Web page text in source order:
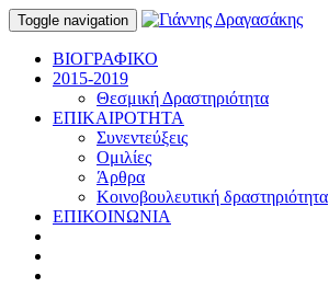
Toggle navigation
ΒΙΟΓΡΑΦΙΚΟ
2015-2019
Θεσμική Δραστηριότητα
ΕΠΙΚΑΙΡΟΤΗΤΑ
Συνεντεύξεις
Ομιλίες
Άρθρα
Κοινοβουλευτική δραστηριότητα
ΕΠΙΚΟΙΝΩΝΙΑ